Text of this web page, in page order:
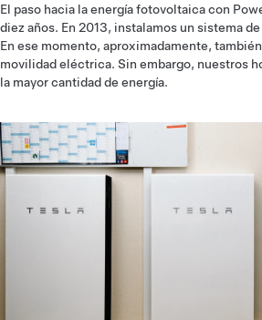
El paso hacia la energía fotovoltaica con
diez años. En 2013, instalamos un sistema
En ese momento, aproximadamente,
movilidad eléctrica. Sin embargo, nuestros
la mayor cantidad de energía.